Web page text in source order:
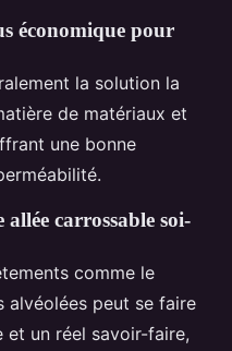
économique pour
la solution la
de matériaux et
une bonne
allée carrossable soi-
comme le
alvéolées peut se faire
et un réel savoir-faire,